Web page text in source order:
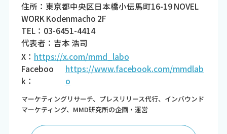
住所：東京都中央区日本橋小伝馬町16-19 NOVEL
WORK Kodenmacho 2F
TEL：03-6451-4414
代表者：吉本 浩司
X： https://x.com/mmd_labo
Faceboo
k：
https://www.facebook.com/mmdlab
o
マーケティングリサーチ、プレスリリース代行、インバウンド
マーケティング、MMD研究所の企画・運営